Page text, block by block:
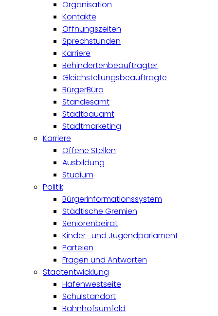
Organisation
Kontakte
Öffnungszeiten
Sprechstunden
Karriere
Behindertenbeauftragter
Gleichstellungsbeauftragte
BürgerBüro
Standesamt
Stadtbauamt
Stadtmarketing
Karriere
Offene Stellen
Ausbildung
Studium
Politik
Bürgerinformationssystem
Städtische Gremien
Seniorenbeirat
Kinder- und Jugendparlament
Parteien
Fragen und Antworten
Stadtentwicklung
Hafenwestseite
Schulstandort
Bahnhofsumfeld